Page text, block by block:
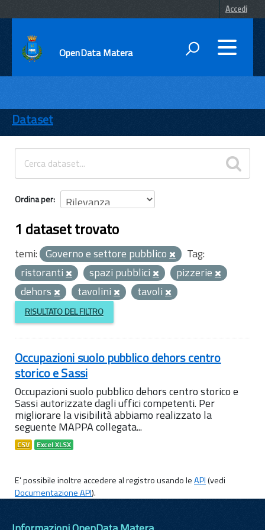
Accedi
OpenData Matera
ENTI
TEMI
INFORMAZIONI
Dataset
Ordina per
1 dataset trovato
temi: Governo e settore pubblico
Tag:
ristoranti
spazi pubblici
pizzerie
dehors
tavolini tavoli
RISULTATO DEL FILTRO
Occupazioni suolo pubblico dehors centro
storico e Sassi
Occupazioni suolo pubblico dehors centro storico e
Sassi autorizzate dagli uffici competenti. Per
migliorare la visibilità abbiamo realizzato la
seguente MAPPA collegata...
CSV Excel XLSX
E' possibile inoltre accedere al registro usando leAPI(vedi
Documentazione API).